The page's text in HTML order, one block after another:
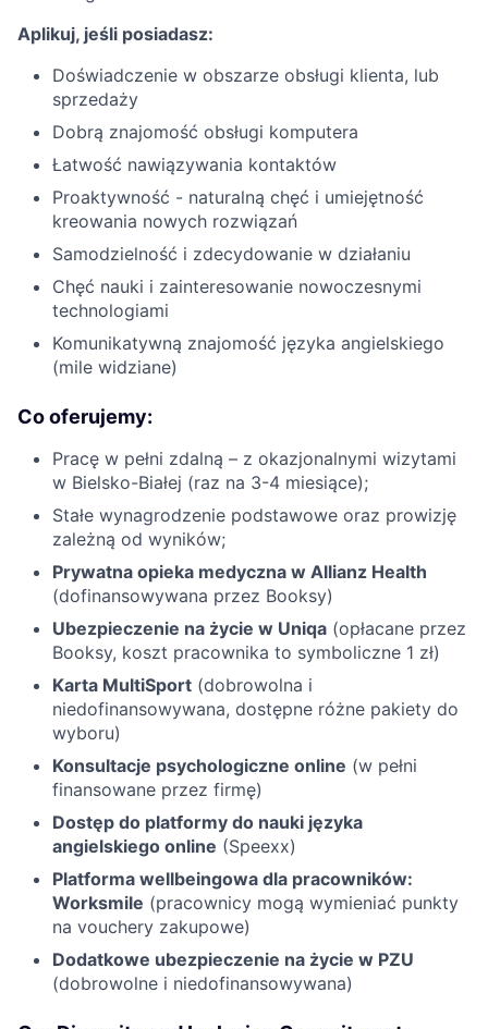
Aplikuj, jeśli posiadasz:
Doświadczenie w obszarze obsługi klienta, lub
sprzedaży
Dobrą znajomość obsługi komputera
Łatwość nawiązywania kontaktów
Proaktywność - naturalną chęć i umiejętność
kreowania nowych rozwiązań
Samodzielność i zdecydowanie w działaniu
Chęć nauki i zainteresowanie nowoczesnymi
technologiami
Komunikatywną znajomość języka angielskiego
(mile widziane)
Co oferujemy:
Pracę w pełni zdalną – z okazjonalnymi wizytami
w Bielsko-Białej (raz na 3-4 miesiące);
Stałe wynagrodzenie podstawowe oraz prowizję
zależną od wyników;
Prywatna opieka medyczna w Allianz Health
(dofinansowywana przez Booksy)
Ubezpieczenie na życie w Uniqa (opłacane przez
Booksy, koszt pracownika to symboliczne 1 zł)
Karta MultiSport (dobrowolna i
niedofinansowywana, dostępne różne pakiety do
wyboru)
Konsultacje psychologiczne online (w pełni
finansowane przez firmę)
Dostęp do platformy do nauki języka
angielskiego online (Speexx)
Platforma wellbeingowa dla pracowników:
Worksmile (pracownicy mogą wymieniać punkty
na vouchery zakupowe)
Dodatkowe ubezpieczenie na życie w PZU
(dobrowolne i niedofinansowywana)